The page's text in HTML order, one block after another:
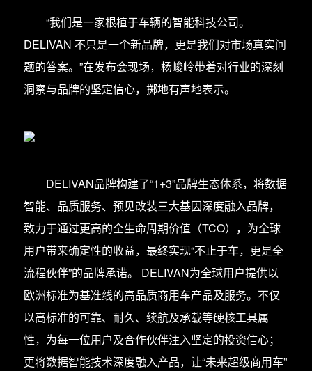
“我们是一家根植于车辆的智能科技公司。
DELIVAN 不只是一个新品牌，更是我们对市场真实问
题的答案。”在发布会现场，杨峻岭带着对行业的深刻
洞察与品牌的坚定信心，掷地有声地表示。
DELIVAN品牌构建了“1+3”品牌生态体系，将数据
智能、品质服务、预见改装三大基因深度融入品牌，
致力于通过更高的全生命周期价值（TCO），为全球
用户带来确定性的收益，最终实现“不止于车，更是全
流程伙伴”的品牌承诺。 DELIVAN为全球用户提供以
欧洲标准为基准线的高品质商用车产品及服务。不仅
以高标准的可靠、耐久、续航及承载等硬核工具属
性，为每一位用户及合作伙伴注入坚定的投资信心；
更将数据智能技术深度融入产品，让“未来超级商用车”